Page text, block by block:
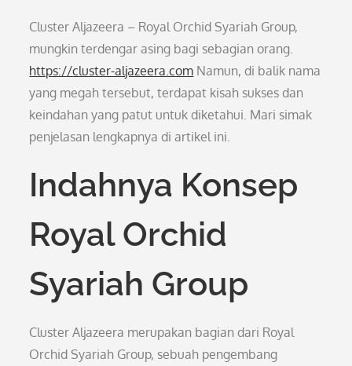
Cluster Aljazeera – Royal Orchid Syariah Group,
mungkin terdengar asing bagi sebagian orang.
https://cluster-aljazeera.com Namun, di balik nama
yang megah tersebut, terdapat kisah sukses dan
keindahan yang patut untuk diketahui. Mari simak
penjelasan lengkapnya di artikel ini.
Indahnya Konsep
Royal Orchid
Syariah Group
Cluster Aljazeera merupakan bagian dari Royal
Orchid Syariah Group, sebuah pengembang